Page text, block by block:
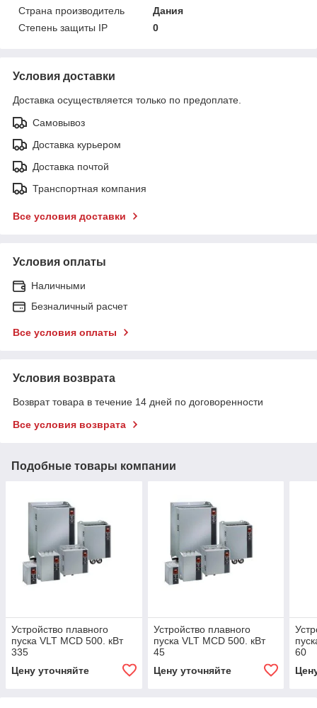
Страна производитель
Дания
Степень защиты IP
0
Условия доставки
Доставка осуществляется только по предоплате.
Самовывоз
Доставка курьером
Доставка почтой
Транспортная компания
Все условия доставки
Условия оплаты
Наличными
Безналичный расчет
Все условия оплаты
Условия возврата
Возврат товара в течение 14 дней по договоренности
Все условия возврата
Подобные товары компании
Устройство плавного
пуска VLT MCD 500. кВт
335
Цену уточняйте
Устройство плавного
пуска VLT MCD 500. кВт
45
Цену уточняйте
60